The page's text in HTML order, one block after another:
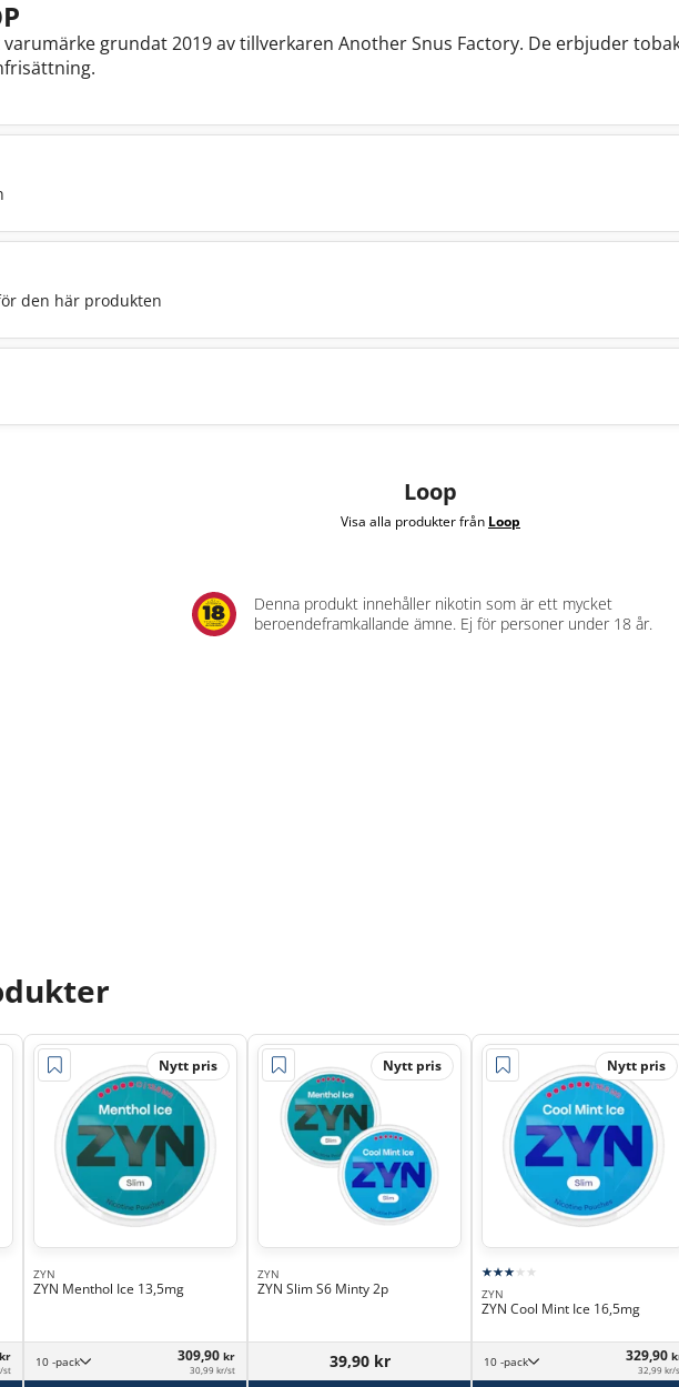
varumärke grundat 2019 av tillverkaren Another Snus Factory. De erbjuder
den här produkten
Loop
Visa alla produkter från Loop
Denna produkt innehåller nikotin som är ett mycket
beroendeframkallande ämne. Ej för personer under 18 år.
kr
st
Nytt pris
ZYN
ZYN Menthol Ice 13,5mg
10 -pack 309,90 kr
30,99 kr/st
Nytt pris
ZYN
ZYN Slim S6 Minty 2p
39,90 kr
Nytt pris
ZYN
ZYN Cool Mint Ice 16,5mg
10 -pack 329,90
32,99 kr/